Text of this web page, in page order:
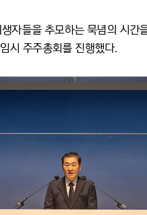
자들을 추모하는 묵념의 시간
시 주주총회를 진행했다.